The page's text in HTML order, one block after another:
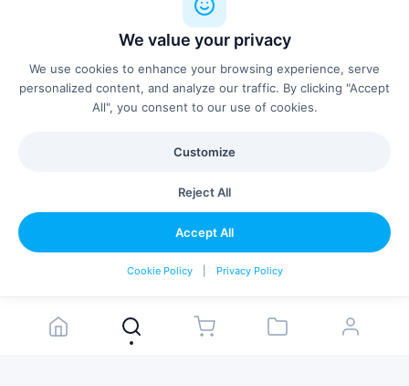
Configure & Add
Similar Products
We value your privacy
We use cookies to enhance your browsing experience, serve
personalized content, and analyze our traffic. By clicking "Accept
All", you consent to our use of cookies.
Customize
Reject All
Accept All
Cookie Policy Privacy Policy